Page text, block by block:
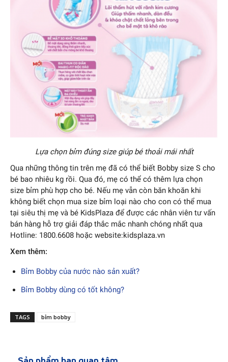
Lựa chọn bỉm đúng size giúp bé thoải mái nhất
Qua những thông tin trên mẹ đã có thể biết Bobby size S cho
bé bao nhiêu kg rồi. Qua đó, mẹ có thể có thêm lựa chọn
size bỉm phù hợp cho bé. Nếu mẹ vẫn còn băn khoăn khi
không biết chọn mua size bỉm loại nào cho con có thể mua
tại siêu thị mẹ và bé KidsPlaza để được các nhân viên tư vấn
bán hàng hỗ trợ giải đáp thắc mắc nhanh chóng nhất qua
Hotline: 1800.6608 hoặc website:kidsplaza.vn
Xem thêm:
Bỉm Bobby của nước nào sản xuất?
Bỉm Bobby dùng có tốt không?
TAGS bỉm bobby